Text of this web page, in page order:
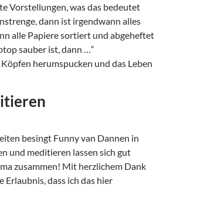
Vorstellungen, was das bedeutet
dann ist irgendwann alles
alle Papiere sortiert und abgeheftet
sauber ist, dann …“
herumspucken und das Leben
ein Prozess
besingt Funny van Dannen in
und meditieren lassen sich gut
zusammen! Mit herzlichem Dank
Erlaubnis, dass ich das hier